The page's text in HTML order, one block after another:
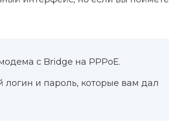
с Bridge на PPPoE.
логин и пароль, которые вам дал